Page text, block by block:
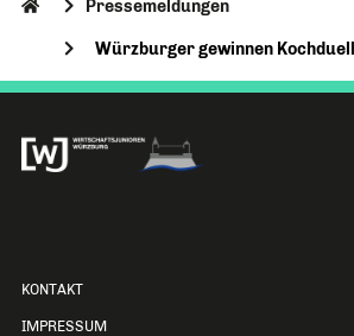
Pressemeldungen
Würzburger gewinnen Kochduell
KONTAKT
IMPRESSUM